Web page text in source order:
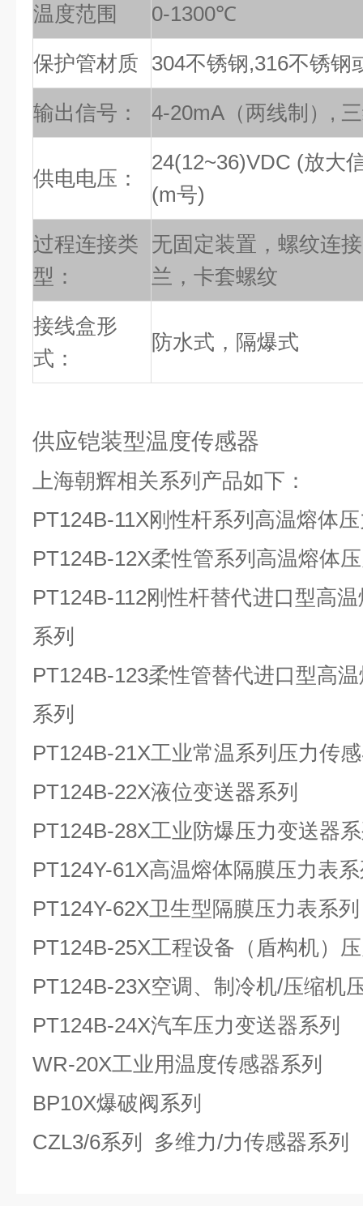
温度范围 0-1300℃
保护管材质 304不锈钢,316不锈钢
输出信号： 4-20mA（两线制）,
供电电压：
24(12~36)VDC (放大
(m号)
过程连接类
型：
无固定装置，螺纹连
兰，卡套螺纹
接线盒形
式：
防水式，隔爆式
供应铠装型温度传感器
上海朝辉相关系列产品如下：
PT124B-11X刚性杆系列高温熔体
PT124B-12X柔性管系列高温熔体
PT124B-112刚性杆替代进口型高
系列
PT124B-123柔性管替代进口型高
系列
PT124B-21X工业常温系列压力传
PT124B-22X液位变送器系列
PT124B-28X工业防爆压力变送器
PT124Y-61X高温熔体隔膜压力表
PT124Y-62X卫生型隔膜压力表系列
PT124B-25X工程设备（盾构机）
PT124B-23X空调、制冷机/压缩机
PT124B-24X汽车压力变送器系列
WR-20X工业用温度传感器系列
BP10X爆破阀系列
CZL3/6系列 多维力/力传感器系列